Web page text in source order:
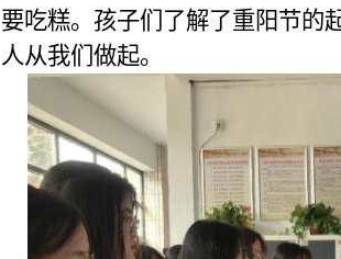
要吃糕。孩子们了解了重阳节的
人从我们做起。